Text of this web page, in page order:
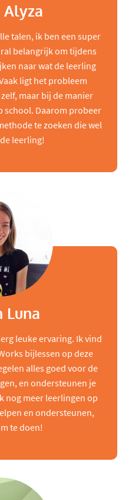
Alyza
talen, ik ben een super
belangrijk om tijdens
naar wat de leerling
ligt het probleem
maar bij de manier
school. Daarom probeer
te zoeken die wel
leerling!
Luna
leuke ervaring. Ik vind
bijlessen op deze
alles goed voor de
en ondersteunen je
nog meer leerlingen op
en ondersteunen,
te doen!